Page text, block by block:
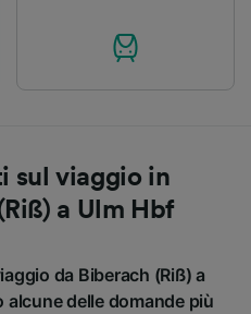
sul viaggio in
a Ulm Hbf
da Biberach (Riß) a
delle domande più